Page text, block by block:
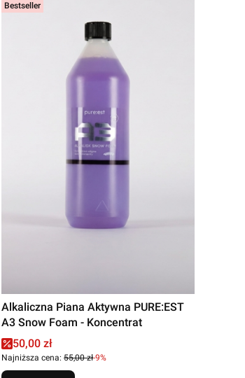
Bestseller
Alkaliczna Piana Aktywna PURE:EST
A3 Snow Foam - Koncentrat
Cena promocyjna
50,00 zł
Najniższa cena: 55,00 zł-9%